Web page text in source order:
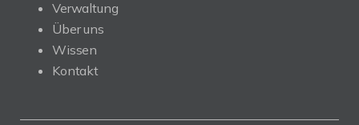
Verwaltung
Über uns
Wissen
Kontakt